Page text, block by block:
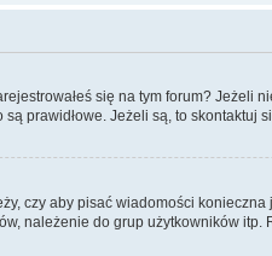
się na tym forum?
prawidłowe. Jeżeli są, to
czy aby pisać wiadomości
należenie do grup użytkowników